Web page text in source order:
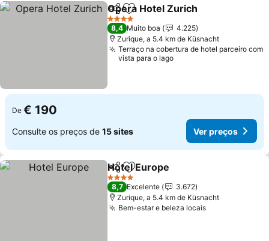
PartilharAdicionar aos favoritos
Opera Hotel Zurich
4 Estrelas
8,4 Muito boa
4.225
Zurique, a 5.4 km de Küsnacht
Terraço na cobertura de hotel parceiro com
vista para o lago
De € 190
Consulte os preços de 15 sites Ver preços
PartilharAdicionar aos favoritos
Hotel Europe
4 Estrelas
8,7 Excelente
3.672
Zurique, a 5.4 km de Küsnacht
Bem-estar e beleza locaisVer preços